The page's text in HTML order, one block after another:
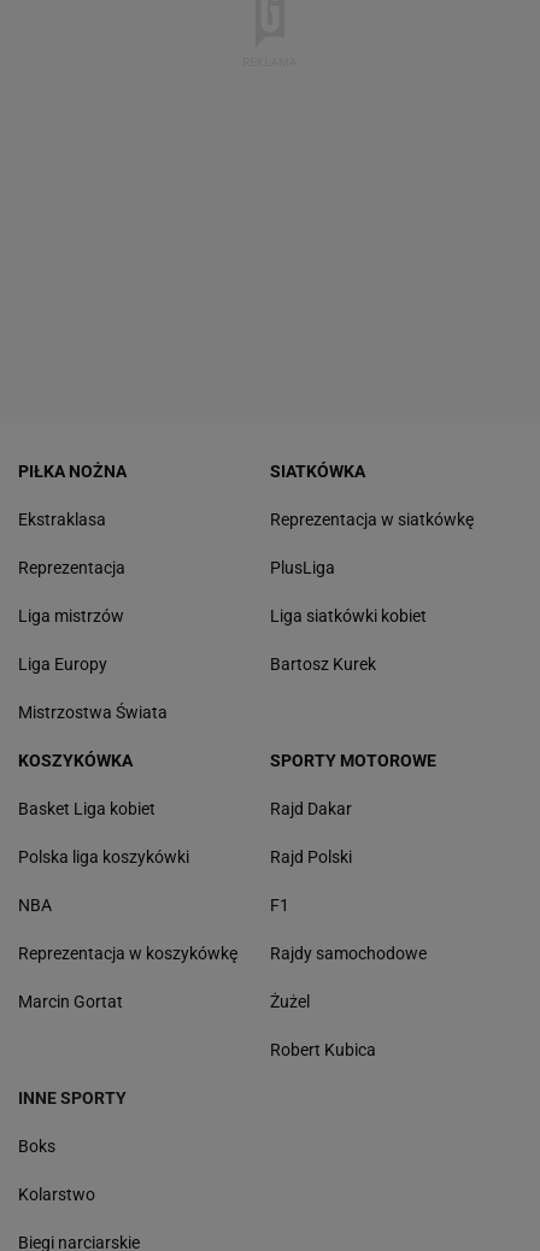
PIŁKA NOŻNA
Ekstraklasa
Reprezentacja
Liga mistrzów
Liga Europy
Mistrzostwa Świata
SIATKÓWKA
Reprezentacja w siatkówkę
PlusLiga
Liga siatkówki kobiet
Bartosz Kurek
KOSZYKÓWKA
Basket Liga kobiet
Polska liga koszykówki
NBA
Reprezentacja w koszykówkę
Marcin Gortat
SPORTY MOTOROWE
Rajd Dakar
Rajd Polski
F1
Rajdy samochodowe
Żużel
Robert Kubica
INNE SPORTY
Boks
Kolarstwo
Biegi narciarskie